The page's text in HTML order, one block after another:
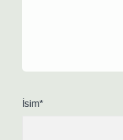
İsim*